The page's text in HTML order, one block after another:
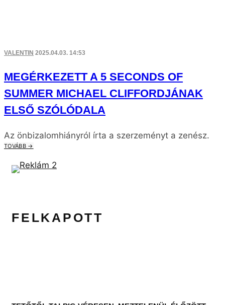
VALENTIN 2025.04.03. 14:53
MEGÉRKEZETT A 5 SECONDS OF
SUMMER MICHAEL CLIFFORDJÁNAK
ELSŐ SZÓLÓDALA
Az önbizalomhiányról írta a szerzeményt a zenész.
TOVÁBB →
FELKAPOTT